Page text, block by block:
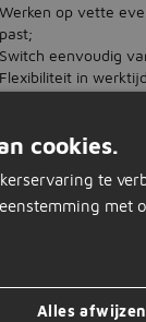
Werken op vette
past;
Switch eenvoudig
Flexibiliteit in
SolliciterenGewoon
GesprekEen match?
Aan de slagTot snel!
in 1978
en daarbij één
cookies.
te
met
Alles afwijzen